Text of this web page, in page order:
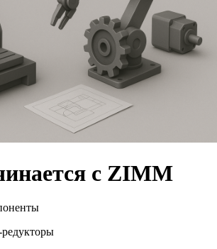
с ZIMM